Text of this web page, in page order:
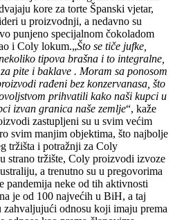
kore za torte Španski vjetar,
u proizvodnji, a nedavno su
punjeno specijalnom čokoladom
i Coly lokum.„Što se tiče jufke,
tipova brašna i to integralne,
pite i baklave . Moram sa ponosom
rađeni bez konzervanasa, što
prihvatili kako naši kupci u
izvan granica naše zemlje“, kaže
zastupljeni su u svim većim
svim manjim objektima, što najbolje
tržišta i potražnji za Coly
strano tržište, Coly proizvodi izvoze
a trenutno su u pregovorima
pandemija neke od tih aktivnosti
je od 100 najvećih u BiH, a taj
odnosu koji imaju prema